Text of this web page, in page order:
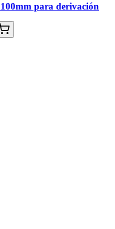
para derivación